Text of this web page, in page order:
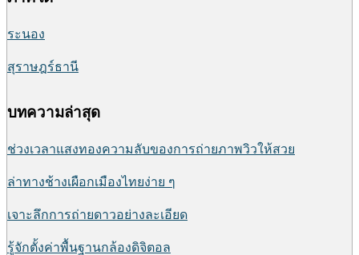
ระนอง
สุราษฎร์ธานี
บทความล่าสุด
ช่วงเวลาแสงทองความลับของการถ่ายภาพวิวให้สวย
ล่าทางช้างเผือกเมืองไทยง่าย ๆ
เจาะลึกการถ่ายดาวอย่างละเอียด
รู้จักตั้งค่าพื้นฐานกล้องดิจิตอล